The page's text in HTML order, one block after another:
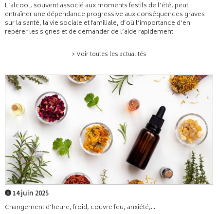
L’alcool, souvent associé aux moments festifs de l’été, peut
entraîner une dépendance progressive aux conséquences graves
sur la santé, la vie sociale et familiale, d’où l’importance d’en
repérer les signes et de demander de l’aide rapidement.
> Voir toutes les actualités
14 juin 2025
Changement d’heure, froid, couvre feu, anxiété,...